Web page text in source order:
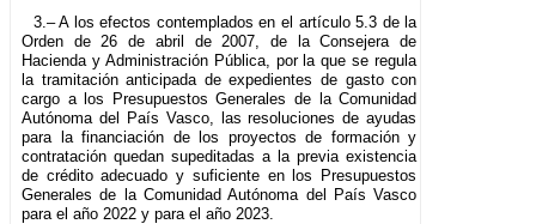
3.– A los efectos contemplados en el artículo 5.3 de la
Orden de 26 de abril de 2007, de la Consejera de
Hacienda y Administración Pública, por la que se regula
la tramitación anticipada de expedientes de gasto con
cargo a los Presupuestos Generales de la Comunidad
Autónoma del País Vasco, las resoluciones de ayudas
para la financiación de los proyectos de formación y
contratación quedan supeditadas a la previa existencia
de crédito adecuado y suficiente en los Presupuestos
Generales de la Comunidad Autónoma del País Vasco
para el año 2022 y para el año 2023.